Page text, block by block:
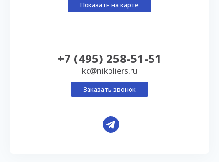
Показать на карте
+7 (495) 258-51-51
kc@nikoliers.ru
Заказать звонок